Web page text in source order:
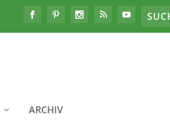
ARCHIV